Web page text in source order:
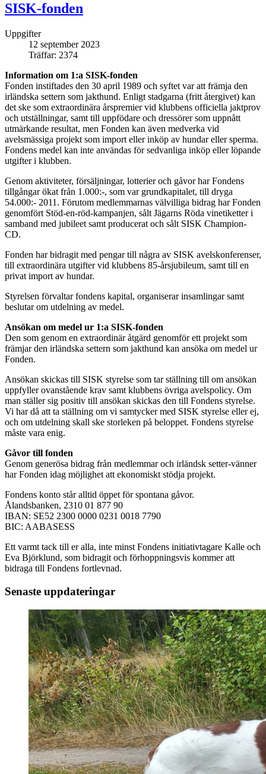
SISK-fonden
Uppgifter
12 september 2023
Träffar: 2374
Information om 1:a SISK-fonden
Fonden instiftades den 30 april 1989 och syftet var att främja den
irländska settern som jakthund. Enligt stadgarna (fritt återgivet) kan
det ske som extraordinära årspremier vid klubbens officiella jaktprov
och utställningar, samt till uppfödare och dressörer som uppnått
utmärkande resultat, men Fonden kan även medverka vid
avelsmässiga projekt som import eller inköp av hundar eller sperma.
Fondens medel kan inte användas för sedvanliga inköp eller löpande
utgifter i klubben.
Genom aktiviteter, försäljningar, lotterier och gåvor har Fondens
tillgångar ökat från 1.000:-, som var grundkapitalet, till dryga
54.000:- 2011. Förutom medlemmarnas välvilliga bidrag har Fonden
genomfört Stöd-en-röd-kampanjen, sålt Jägarns Röda vinetiketter i
samband med jubileet samt producerat och sålt SISK Champion-
CD.
Fonden har bidragit med pengar till några av SISK avelskonferenser,
till extraordinära utgifter vid klubbens 85-årsjubileum, samt till en
privat import av hundar.
Styrelsen förvaltar fondens kapital, organiserar insamlingar samt
beslutar om utdelning av medel.
Ansökan om medel ur 1:a SISK-fonden
Den som genom en extraordinär åtgärd genomför ett projekt som
främjar den irländska settern som jakthund kan ansöka om medel ur
Fonden.
Ansökan skickas till SISK styrelse som tar ställning till om ansökan
uppfyller ovanstående krav samt klubbens övriga avelspolicy. Om
man ställer sig positiv till ansökan skickas den till Fondens styrelse.
Vi har då att ta ställning om vi samtycker med SISK styrelse eller ej,
och om utdelning skall ske storleken på beloppet. Fondens styrelse
måste vara enig.
Gåvor till fonden
Genom generösa bidrag från medlemmar och irländsk setter-vänner
har Fonden idag möjlighet att ekonomiskt stödja projekt.
Fondens konto står alltid öppet för spontana gåvor.
Ålandsbanken, 2310 01 877 90
IBAN: SE52 2300 0000 0231 0018 7790
BIC: AABASESS
Ett varmt tack till er alla, inte minst Fondens initiativtagare Kalle och
Eva Björklund, som bidragit och förhoppningsvis kommer att
bidraga till Fondens fortlevnad.
Senaste uppdateringar